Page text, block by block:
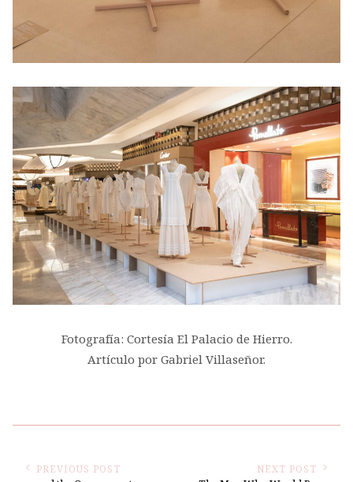
Fotografía: Cortesía El Palacio de Hierro.
Artículo por Gabriel Villaseñor.
PREVIOUS POST NEXT POST